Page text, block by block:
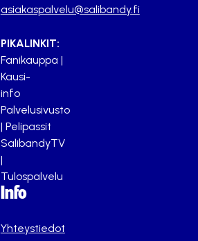
asiakaspalvelu@salibandy.fi
PIKALINKIT:
Fanikauppa |
Kausi-
info
Palvelusivusto
| Pelipassit
SalibandyTV
|
Tulospalvelu
Info
Yhteystiedot